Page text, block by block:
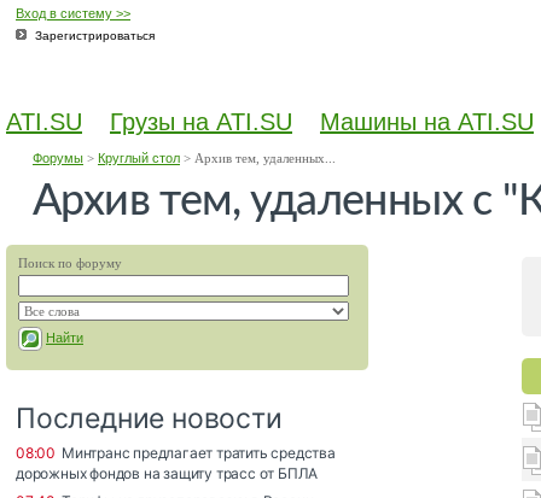
Вход в систему >>
Зарегистрироваться
ATI.SU Грузы на ATI.SU Машины на ATI.SU
Архив тем, удаленных с
Форумы > Круглый стол > Архив тем, удаленных...
Поиск по форуму
Найти